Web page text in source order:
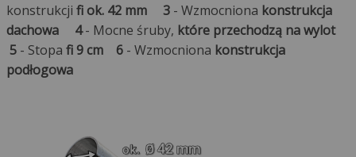
konstrukcji fi ok. 42 mm 3- Wzmocniona konstrukcja
dachowa
4- Mocne śruby, które przechodzą na wylot
5- Stopa fi 9 cm 6 - Wzmocniona konstrukcja
podłogowa